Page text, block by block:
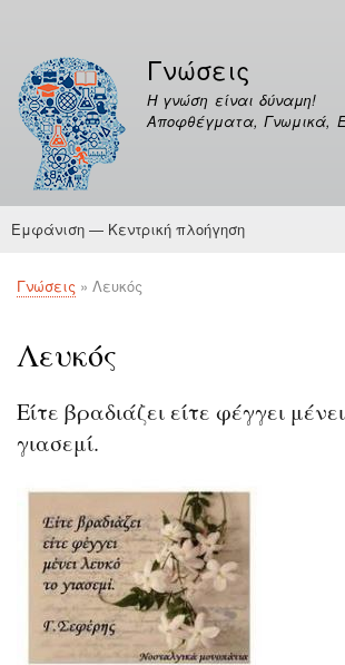
περιεχόμενο
λογαριασμού
χρήστη
Γνώσεις
Η γνώση είναι δύναμη!
Αποφθέγματα, Γνωμικά,
Κεντρική
Εμφάνιση — Κεντρική πλοήγηση
Γνώσεις
Αποφθέγματα
Breadcrumb
Γνώσεις Λευκός
Λευκός
Είτε βραδιάζει είτε φέγγει
γιασεμί.